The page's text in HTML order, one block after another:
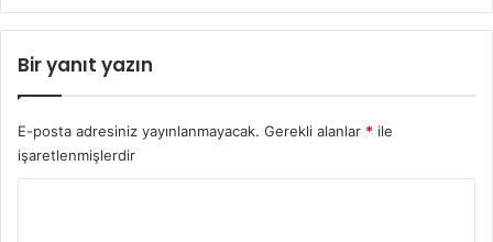
Bir yanıt yazın
E-posta adresiniz yayınlanmayacak. Gerekli alanlar * ile
işaretlenmişlerdir